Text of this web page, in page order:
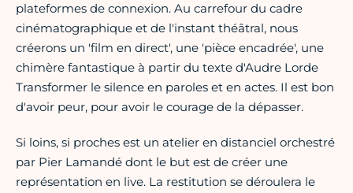
plateformes de connexion. Au carrefour du cadre
cinématographique et de l'instant théâtral, nous
créerons un 'film en direct', une 'pièce encadrée', une
chimère fantastique à partir du texte d'Audre Lorde
Transformer le silence en paroles et en actes. Il est bon
d'avoir peur, pour avoir le courage de la dépasser.
Si loins, si proches est un atelier en distanciel orchestré
par Pier Lamandé dont le but est de créer une
représentation en live. La restitution se déroulera le